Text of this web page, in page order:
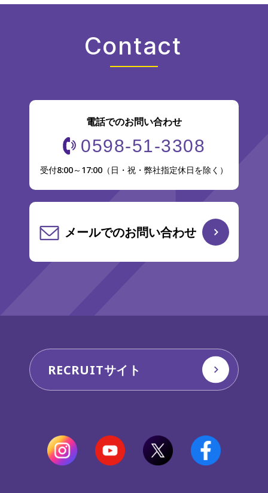
Contact
電話でのお問い合わせ
0598-51-3308
受付8:00～17:00（日・祝・弊社指定休日を除く）
メールでのお問い合わせ
RECRUITサイト